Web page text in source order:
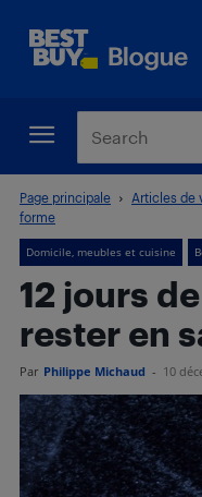
Page principale Articles de
forme
Domicile, meubles et cuisine
12 jours
rester en
Par Philippe Michaud - 10